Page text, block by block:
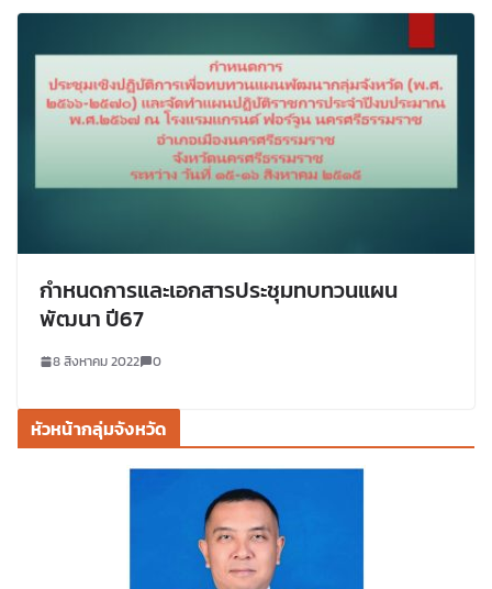
กําหนดการและเอกสารประชุมทบทวนแผน
พัฒนา ปี67
8 สิงหาคม 2022 0
หัวหน้ากลุ่มจังหวัด